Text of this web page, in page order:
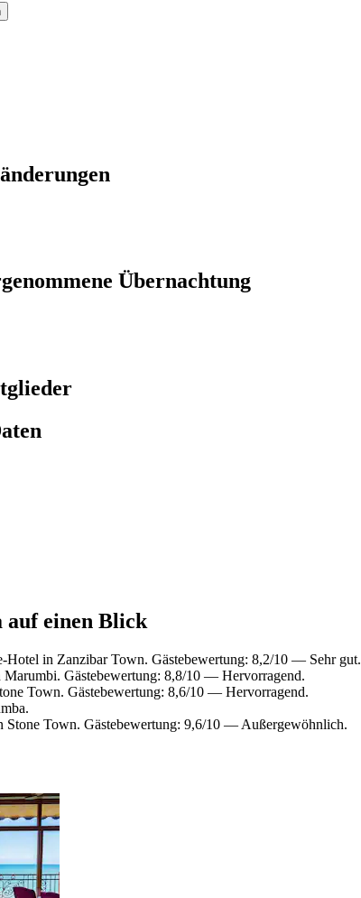
Übernachtung
auf einen Blick
in Zanzibar Town. Gästebewertung: 8,2/10 — Sehr gut.
Gästebewertung: 8,8/10 — Hervorragend.
Town. Gästebewertung: 8,6/10 — Hervorragend.
Town. Gästebewertung: 9,6/10 — Außergewöhnlich.